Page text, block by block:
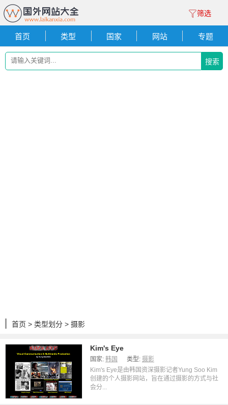
筛选
首页 类型 国家 网站 专题
搜索
首页 > 类型划分 > 摄影
Kim's Eye
国家: 韩国 类型: 摄影
Kim's Eye是由韩国资深摄影记者Yung Soo Kim
创建的个人摄影网站，旨在通过摄影的方式与社
会分...